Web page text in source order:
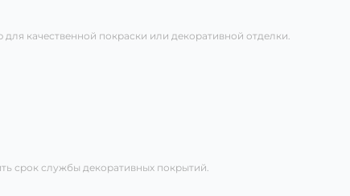
качественной покраски или декоративной отделки.
срок службы декоративных покрытий.